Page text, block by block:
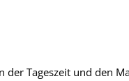
der Tageszeit und den